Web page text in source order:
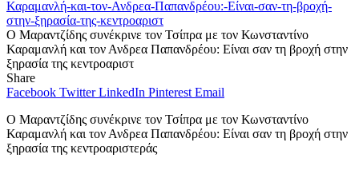
Ο Μαραντζίδης συνέκρινε τον Τσίπρα με τον Κωνσταντίνο
Καραμανλή και τον Ανδρεα Παπανδρέου: Είναι σαν τη βροχή στην
ξηρασία της κεντροαριστ
Share
Facebook Twitter LinkedIn Pinterest Email
Ο Μαραντζίδης συνέκρινε τον Τσίπρα με τον Κωνσταντίνο
Καραμανλή και τον Ανδρεα Παπανδρέου: Είναι σαν τη βροχή στην
ξηρασία της κεντροαριστεράς